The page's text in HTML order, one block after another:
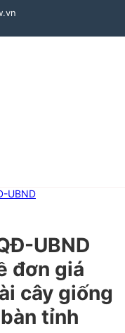
UBND
UBND
đơn giá
cây giống
tỉnh